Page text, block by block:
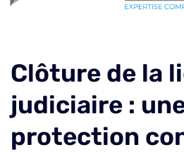
Clôture de la
judiciaire :
protection